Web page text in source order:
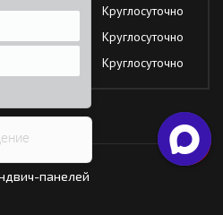
Круглосуточно
Круглосуточно
Круглосуточно
панелей